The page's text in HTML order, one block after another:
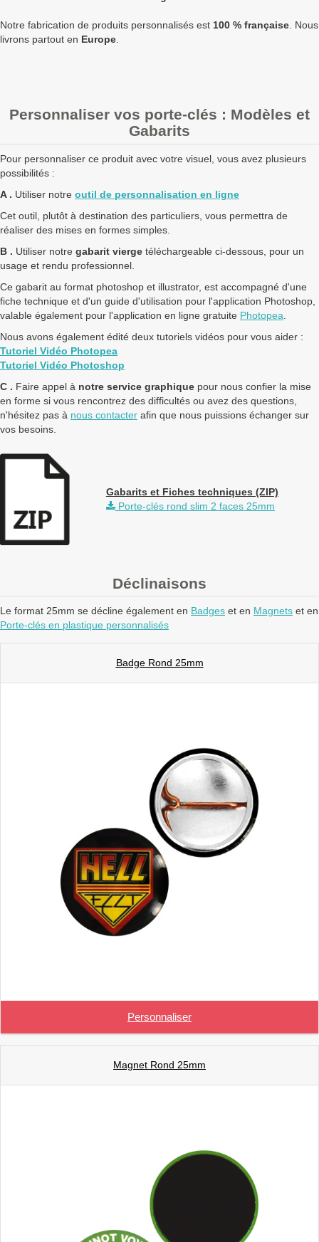
Quantités Prix unitaire HT
Les clients Français paient le prix TTC (TVA 20%).
Les clients dans l’Union Européennepossédant un numéro de
Les clients en dehors de l’Union européenne paient le prix HT.
Notre fabrication de produits personnalisés est 100 % française. Nous
livrons partout en Europe.
Personnaliser vos porte-clés : Modèles et
Gabarits
Pour personnaliser ce produit avec votre visuel, vous avez plusieurs
possibilités :
A . Utiliser notre outil de personnalisation en ligne
Cet outil, plutôt à destination des particuliers, vous permettra de
réaliser des mises en formes simples.
B . Utiliser notre gabarit vierge téléchargeable ci-dessous, pour un
usage et rendu professionnel.
Ce gabarit au format photoshop et illustrator, est accompagné d'une
fiche technique et d'un guide d'utilisation pour l'application Photoshop,
valable également pour l'application en ligne gratuite Photopea
Nous avons également édité deux tutoriels vidéos pour vous aider :
Tutoriel Vidéo Photopea
Tutoriel Vidéo Photoshop
C . Faire appel à notre service graphique pour nous confier la mise
en forme si vous rencontrez des difficultés ou avez des questions,
n'hésitez pas à nous contacter afin que nous puissions échanger sur
vos besoins.
Gabarits et Fiches techniques (ZIP)
Porte-clés rond slim 2 faces 25mm
Déclinaisons
Le format 25mm se décline également en Badges et en Magnets et en
Porte-clés en plastique personnalisés
Badge Rond 25mm
Personnaliser
Magnet Rond 25mm